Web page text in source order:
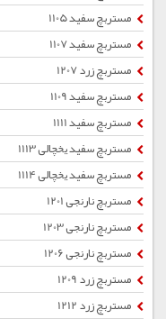
مستربچ سفید 1105
مستربچ سفید 1107
مستربچ زرد 1207
مستربچ سفید 1109
مستربچ سفید 1111
مستربچ سفید یخچالی 1113
مستربچ سفید یخچالی 1114
مستربچ نارنجی 1201
مستربچ نارنجی 1203
مستربچ نارنجی 1206
مستربچ زرد 1209
مستربچ زرد 1212